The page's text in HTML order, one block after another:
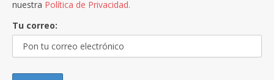
nuestra Política de Privacidad.
Tu correo: